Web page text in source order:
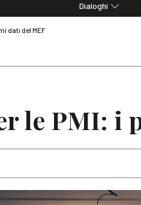
Dialoghi
dati del MEF
le PMI: i